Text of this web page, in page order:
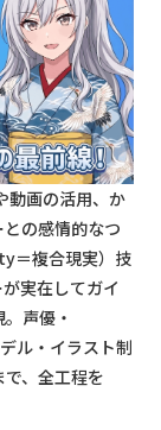
動画の活用、か
の感情的なつ
＝複合現実）技
実在してガイ
声優・
ル・イラスト制
、全工程を